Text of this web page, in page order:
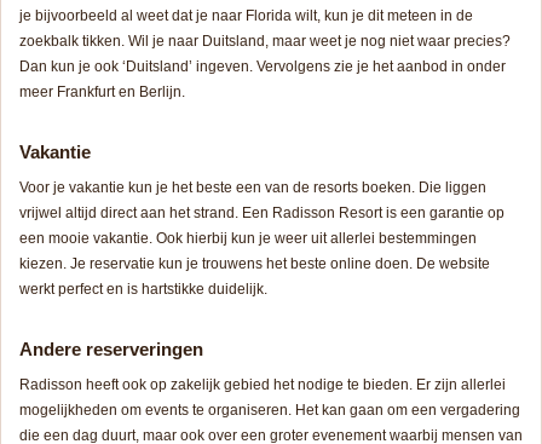
je bijvoorbeeld al weet dat je naar Florida wilt, kun je dit meteen in de
zoekbalk tikken. Wil je naar Duitsland, maar weet je nog niet waar precies?
Dan kun je ook ‘Duitsland’ ingeven. Vervolgens zie je het aanbod in onder
meer Frankfurt en Berlijn.
Vakantie
Voor je vakantie kun je het beste een van de resorts boeken. Die liggen
vrijwel altijd direct aan het strand. Een Radisson Resort is een garantie op
een mooie vakantie. Ook hierbij kun je weer uit allerlei bestemmingen
kiezen. Je reservatie kun je trouwens het beste online doen. De website
werkt perfect en is hartstikke duidelijk.
Andere reserveringen
Radisson heeft ook op zakelijk gebied het nodige te bieden. Er zijn allerlei
mogelijkheden om events te organiseren. Het kan gaan om een vergadering
die een dag duurt, maar ook over een groter evenement waarbij mensen van